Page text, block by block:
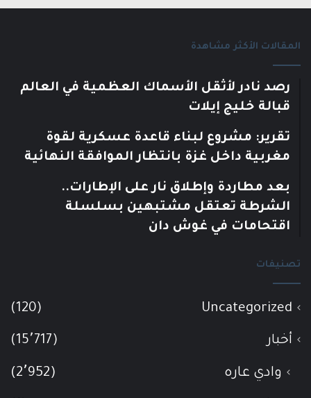
المقالات الأكثر مشاهدة
رصد نادر لأثقل الأسماك العظمية في العالم
قبالة خليج إيلات
تقرير: مشروع لبناء قاعدة عسكرية لقوة
مغربية داخل غزة بانتظار الموافقة النهائية
بعد مطاردة وإطلاق نار على الإطارات..
الشرطة تعتقل مشتبهين بسلسلة
اقتحامات في غوش دان
تصنيفات
Uncategorized
(120)
أخبار (15٬717)
وادي عاره (2٬952)